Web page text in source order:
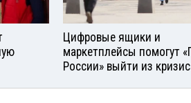
Цифровые ящики и
маркетплейсы помогут
России» выйти из